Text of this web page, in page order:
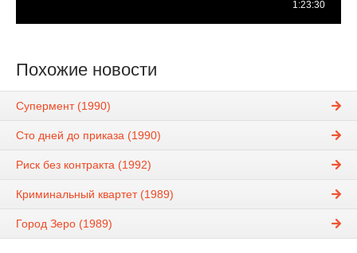
Похожие новости
Супермент (1990)
Сто дней до приказа (1990)
Риск без контракта (1992)
Криминальный квартет (1989)
Город Зеро (1989)